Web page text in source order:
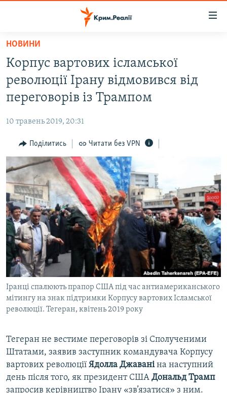
Перейти
основного
матеріалу
Перейти
до
основної
навігації
Перейти
до
пошуку
ВОДА.КРИМ
ВІДЕО ТА ФОТО
БЛОГИ
ПОГЛЯД
ІНТЕРВ'Ю
ВСЕ ЗА ДЕНЬ
СПЕЦПРОЕКТИ
ДЕПОРТАЦІЯ
ВІДЕОУРОКИ «ELIFBE»
СВІДЧЕННЯ ОКУПАЦІЇ
УКРАЇНСЬКА ПРОБЛЕМА КРИМУ
ІНФОГРАФІКА
ЯК ОБІЙТИ БЛОКУВАННЯ
Русский
Qırımtatar
ДОЛУЧАЙСЯ!
Усі сайти RFE/RL
НОВИНИ
Корпус вартових ісламської
революції Ірану відмовився від
переговорів із Трампом
10 травень 2019, 20:31
Поділитись Читати без VPN
Іранці спалюють прапор США під час антиамериканського
мітингу на знак підтримки Корпусу вартових Ісламської
революції. Тегеран, квітень 2019 року
Тегеран не вестиме переговорів зі Сполученими
Штатами, заявив заступник командувача Корпусу
вартових революції Ядолла Джаваніна наступний
день після того, як президент США Дональд Трамп
запросив керівництво Ірану «зв’язатися» з ним.